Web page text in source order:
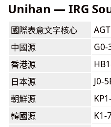
Unihan — IRG
國際表意文字核心
中國源
G0-
香港源
日本源
J0-
朝鮮源
韓國源
K1-